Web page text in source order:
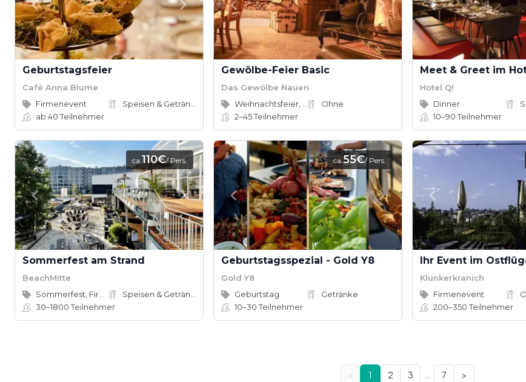
Geburtstagsfeier
Café Anna Blume
Firmenevent
ab 40Teilnehmer
Gewölbe-Feier Basic
Das Gewölbe Nauen
Ohne
2–45Teilnehmer
Meet & Greet im
Hotel Q!
Dinner
10–90Teilnehmer
ca.110€/ Pers.
Sommerfest am Strand
BeachMitte
30–1800Teilnehmer
ca.55€/ Pers.
Geburtstagsspezial - Gold Y8
Gold Y8
Geburtstag
Getränke
10–30Teilnehmer
Klunkerkranich
Firmenevent
200–350Teilnehmer
< 1 2 3 … 7 >